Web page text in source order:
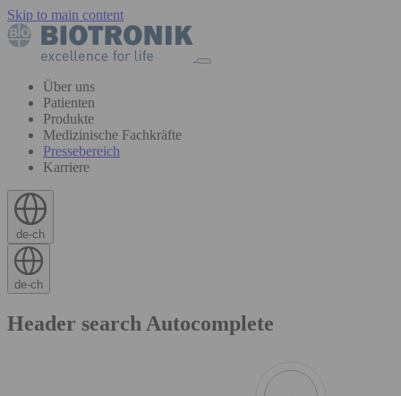
Skip to main content
Über uns
Patienten
Produkte
Medizinische Fachkräfte
Pressebereich
Karriere
de-ch
de-ch
Header search Autocomplete